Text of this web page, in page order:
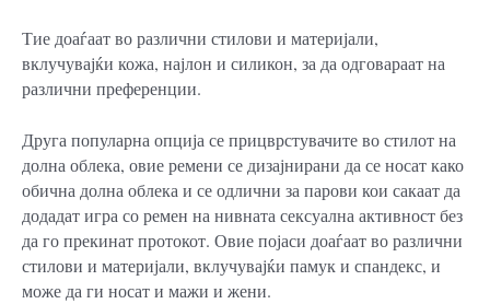
Тие доаѓаат во различни стилови и материјали,
вклучувајќи кожа, најлон и силикон, за да одговараат на
различни преференции.
Друга популарна опција се прицврстувачите во стилот на
долна облека, овие ремени се дизајнирани да се носат како
обична долна облека и се одлични за парови кои сакаат да
додадат игра со ремен на нивната сексуална активност без
да го прекинат протокот. Овие појаси доаѓаат во различни
стилови и материјали, вклучувајќи памук и спандекс, и
може да ги носат и мажи и жени.